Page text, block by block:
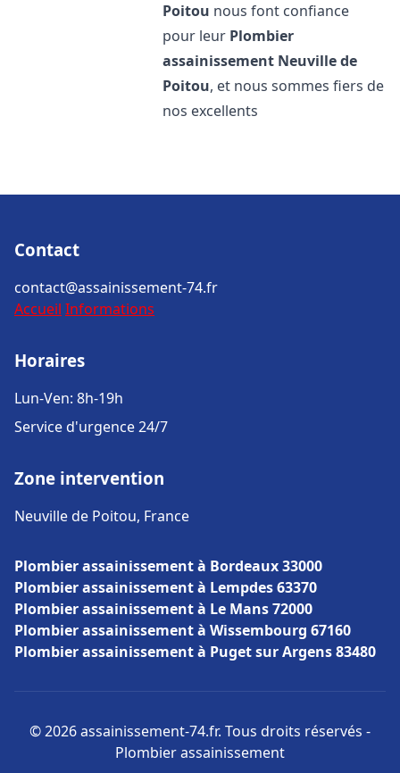
Poitou nous font confiance
pour leur Plombier
assainissement Neuville de
Poitou, et nous sommes fiers de
nos excellents
Contact
contact@assainissement-74.fr
Accueil Informations
Horaires
Lun-Ven: 8h-19h
Service d'urgence 24/7
Zone intervention
Neuville de Poitou, France
Plombier assainissement à Bordeaux 33000
Plombier assainissement à Lempdes 63370
Plombier assainissement à Le Mans 72000
Plombier assainissement à Wissembourg 67160
Plombier assainissement à Puget sur Argens 83480
© 2026 assainissement-74.fr. Tous droits réservés -
Plombier assainissement